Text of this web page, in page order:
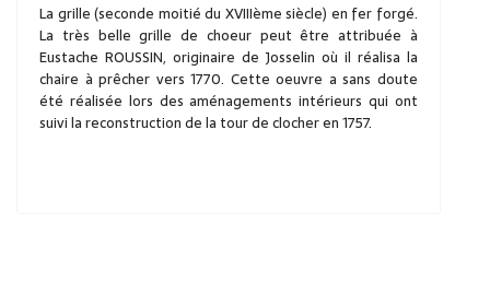
La grille (seconde moitié du XVIIIème siècle) en fer forgé.
La très belle grille de choeur peut être attribuée à
Eustache ROUSSIN, originaire de Josselin où il réalisa la
chaire à prêcher vers 1770. Cette oeuvre a sans doute
été réalisée lors des aménagements intérieurs qui ont
suivi la reconstruction de la tour de clocher en 1757.